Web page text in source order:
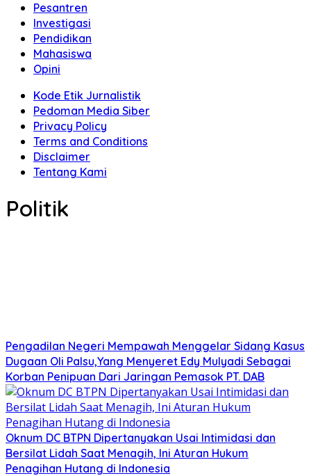
Pesantren
Investigasi
Pendidikan
Mahasiswa
Opini
Kode Etik Jurnalistik
Pedoman Media Siber
Privacy Policy
Terms and Conditions
Disclaimer
Tentang Kami
Politik
Pengadilan Negeri Mempawah Menggelar Sidang Kasus
Dugaan Oli Palsu,Yang Menyeret Edy Mulyadi Sebagai
Korban Penipuan Dari Jaringan Pemasok PT. DAB
Oknum DC BTPN Dipertanyakan Usai Intimidasi dan
Bersilat Lidah Saat Menagih, Ini Aturan Hukum
Penagihan Hutang di Indonesia